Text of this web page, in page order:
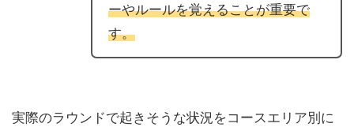
ーやルールを覚えることが重要で
す。
実際のラウンドで起きそうな状況をコースエリア別に